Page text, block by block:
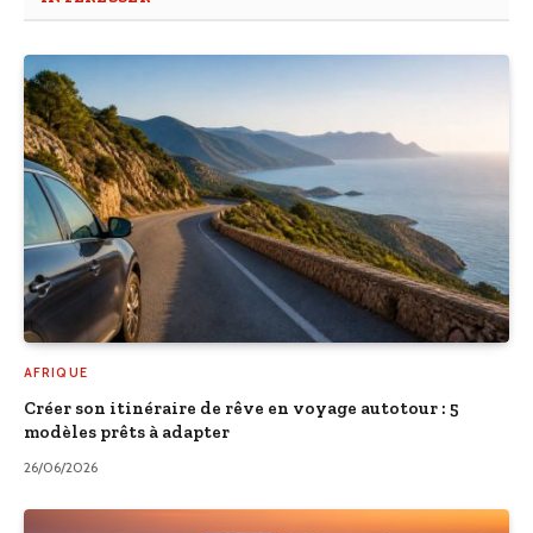
AFRIQUE
Créer son itinéraire de rêve en voyage autotour : 5
modèles prêts à adapter
26/06/2026